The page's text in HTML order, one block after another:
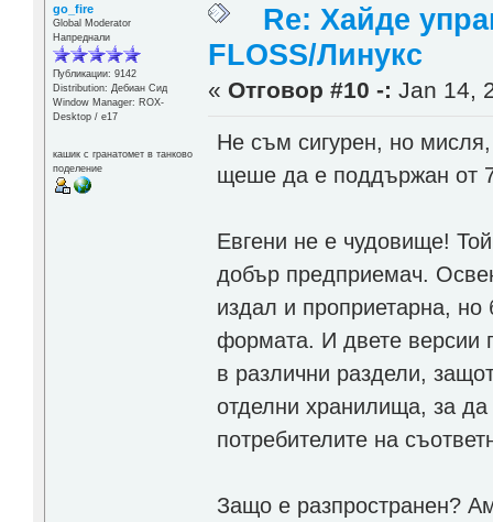
go_fire
Global Moderator
Напреднали
Публикации: 9142
Distribution: Дебиан Сид
Window Manager: ROX-
Desktop / е17
кашик с гранатомет в танково
поделение
Re: Хайде
FLOSS/Линукс
« Отговор #10 -: Jan 14,
Не съм сигурен, но
щеше да е поддържан от
Евгени не е чудовище!
добър предприемач.
издал и проприетарна,
формата. И двете версии
в различни раздели,
отделни хранилища, за
потребителите на
Защо е разпространен?